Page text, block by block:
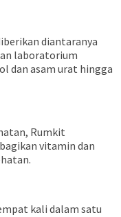
diantaranya
laboratorium
dan asam urat hingga
Rumkit
vitamin dan
kali dalam satu